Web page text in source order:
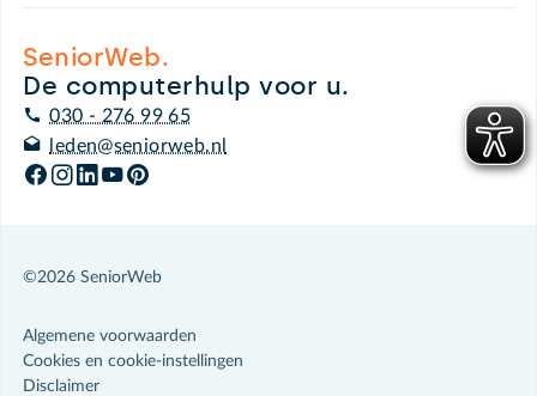
SeniorWeb.
De computerhulp voor u.
030 - 276 99 65
leden@seniorweb.nl
©2026 SeniorWeb
Algemene voorwaarden
Cookies en cookie-instellingen
Disclaimer